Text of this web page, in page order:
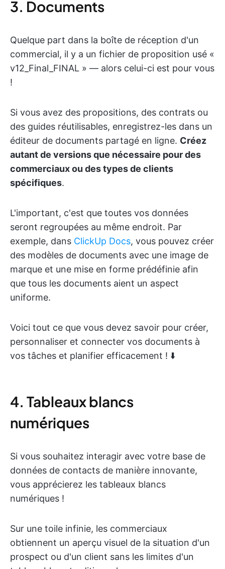
3. Documents
Quelque part dans la boîte de réception d'un
commercial, il y a un fichier de proposition usé «
v12_Final_FINAL » — alors celui-ci est pour vous
!
Si vous avez des propositions, des contrats ou
des guides réutilisables, enregistrez-les dans un
éditeur de documents partagé en ligne. Créez
autant de versions que nécessaire pour des
commerciaux ou des types de clients
spécifiques.
L'important, c'est que toutes vos données
seront regroupées au même endroit. Par
exemple, dans ClickUp Docs, vous pouvez créer
des modèles de documents avec une image de
marque et une mise en forme prédéfinie afin
que tous les documents aient un aspect
uniforme.
Voici tout ce que vous devez savoir pour créer,
personnaliser et connecter vos documents à
vos tâches et planifier efficacement ! ⬇️
4. Tableaux blancs
numériques
Si vous souhaitez interagir avec votre base de
données de contacts de manière innovante,
vous apprécierez les tableaux blancs
numériques !
Sur une toile infinie, les commerciaux
obtiennent un aperçu visuel de la situation d'un
prospect ou d'un client sans les limites d'un